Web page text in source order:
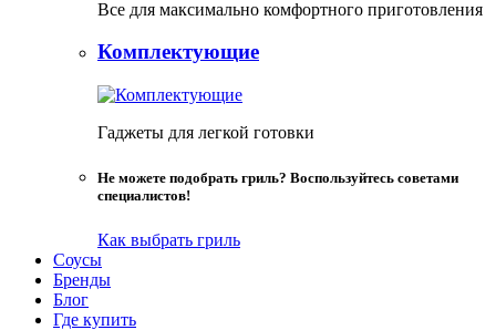
Все для максимально комфортного приготовления
Комплектующие
Гаджеты для легкой готовки
Не можете подобрать гриль? Воспользуйтесь советами
специалистов!
Как выбрать гриль
Соусы
Бренды
Блог
Где купить